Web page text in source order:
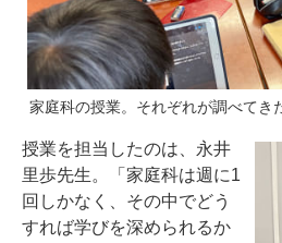
家庭科の授業。それぞれが調べてき
授業を担当したのは、永井
里歩先生。「家庭科は週に1
回しかなく、その中でどう
すれば学びを深められるか